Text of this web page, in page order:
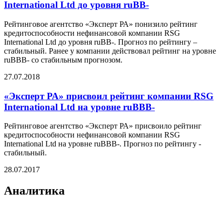
International Ltd до уровня ruBВ-
Рейтинговое агентство «Эксперт РА» понизило рейтинг
кредитоспособности нефинансовой компании RSG
International Ltd до уровня ruBВ-. Прогноз по рейтингу –
стабильный. Ранее у компании действовал рейтинг на уровне
ruBBB- со стабильным прогнозом.
27.07.2018
«Эксперт РА» присвоил рейтинг компании RSG
International Ltd на уровне ruBBB-
Рейтинговое агентство «Эксперт РА» присвоило рейтинг
кредитоспособности нефинансовой компании RSG
International Ltd на уровне ruBBB-. Прогноз по рейтингу -
стабильный.
28.07.2017
Аналитика